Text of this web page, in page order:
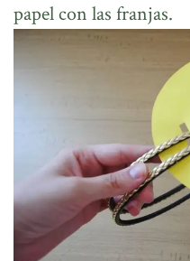
papel con las franjas.